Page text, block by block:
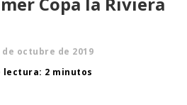
de octubre de 2019
lectura: 2 minutos